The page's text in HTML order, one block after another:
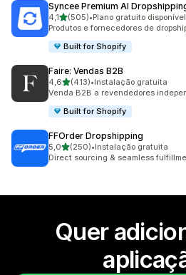
Syncee Premium AI
4,1de 5 estrelas
(505)
505 total de avaliações
•Plano gratuito disponível
Produtos e fornecedores de
Built for Shopify
Faire: Vendas B2B
4,6de 5 estrelas
(413)
413 total de avaliações
•Instalação gratuita
Venda B2B a revendedores
Built for Shopify
FFOrder Dropshipping
5,0de 5 estrelas
(250)
250 total de avaliações
•Instalação gratuita
Direct sourcing & seamless
Quer